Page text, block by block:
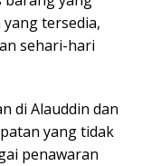
tersedia,
sehari-hari
di Alauddin dan
yang tidak
penawaran